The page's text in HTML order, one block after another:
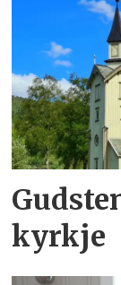
kyrkje